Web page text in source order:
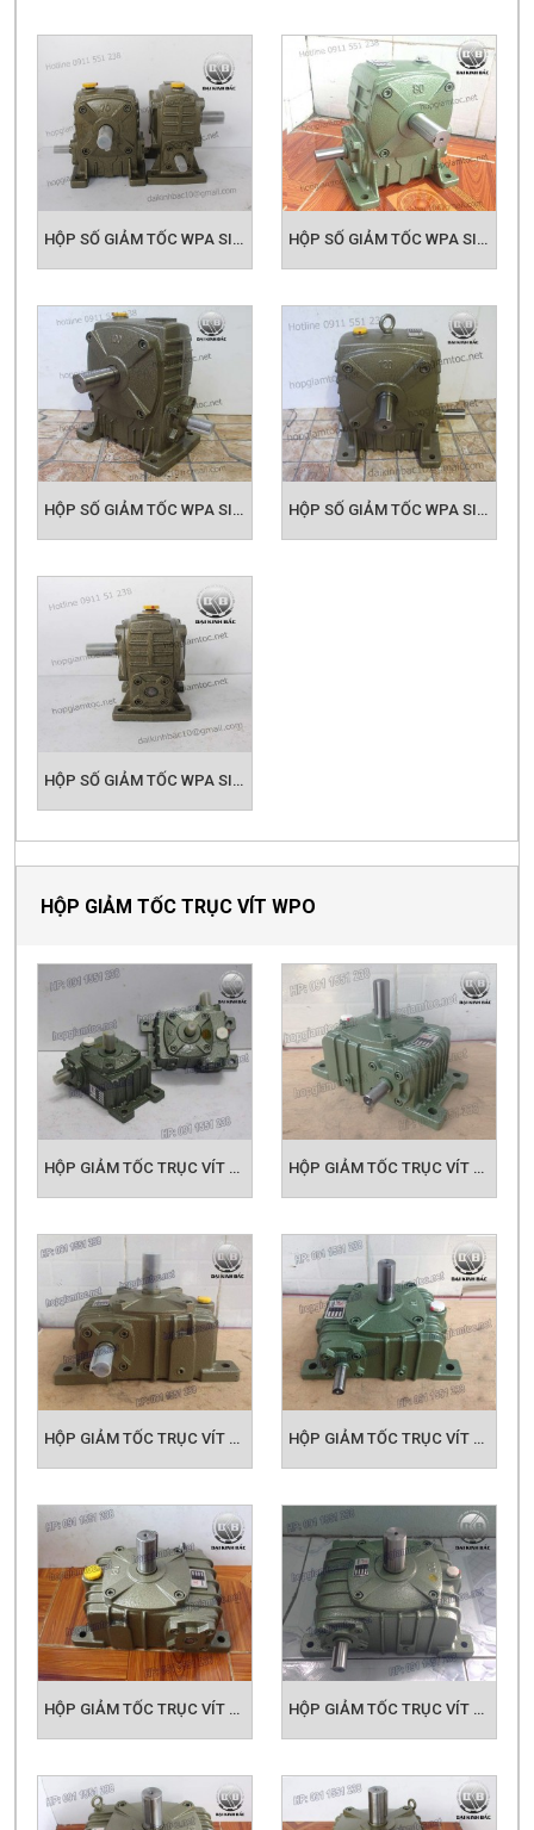
HỘP SỐ GIẢM TỐC WPA SIZE 70 HỘP SỐ GIẢM TỐC WPA SIZE 80
HỘP SỐ GIẢM TỐC WPA SIZE 100 HỘP SỐ GIẢM TỐC WPA SIZE 120
HỘP SỐ GIẢM TỐC WPA SIZE 135
HỘP GIẢM TỐC TRỤC VÍT WPO 40 HỘP GIẢM TỐC TRỤC VÍT WPO SIZE 50
HỘP GIẢM TỐC TRỤC VÍT WPO SIZE 60 HỘP GIẢM TỐC TRỤC VÍT WPO SIZE 70
HỘP GIẢM TỐC TRỤC VÍT WPO SIZE 80 HỘP GIẢM TỐC TRỤC VÍT WPO SIZE 100